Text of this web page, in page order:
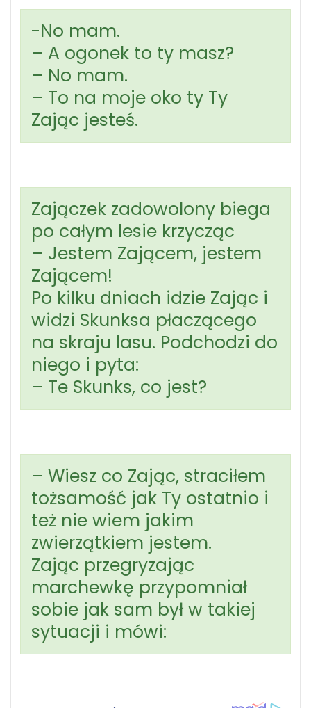
-No mam.
– A ogonek to ty masz?
– No mam.
– To na moje oko ty Ty
Zając jesteś.
Zajączek zadowolony biega
po całym lesie krzycząc
– Jestem Zającem, jestem
Zającem!
Po kilku dniach idzie Zając i
widzi Skunksa płaczącego
na skraju lasu. Podchodzi do
niego i pyta:
– Te Skunks, co jest?
– Wiesz co Zając, straciłem
tożsamość jak Ty ostatnio i
też nie wiem jakim
zwierzątkiem jestem.
Zając przegryzając
marchewkę przypomniał
sobie jak sam był w takiej
sytuacji i mówi: